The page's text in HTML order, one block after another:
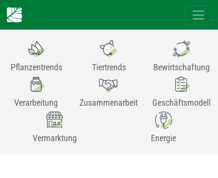
Pflanzentrends Tiertrends Bewirtschaftung
Verarbeitung Zusammenarbeit Geschäftsmodell
Vermarktung Energie